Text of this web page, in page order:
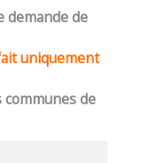
demande de
uniquement
communes de